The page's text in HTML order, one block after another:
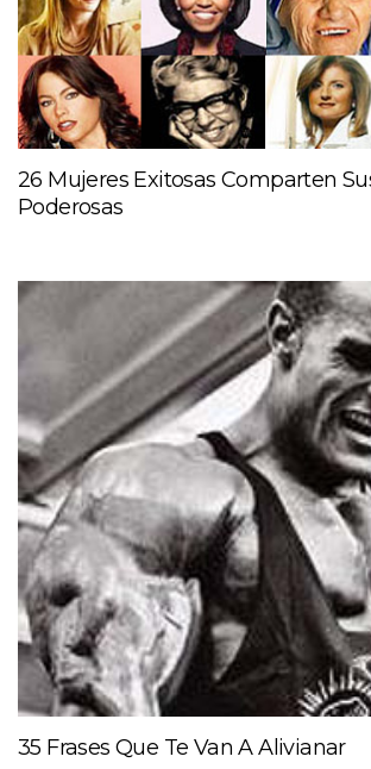
26 Mujeres Exitosas Comparten
Poderosas
35 Frases Que Te Van A Alivianar